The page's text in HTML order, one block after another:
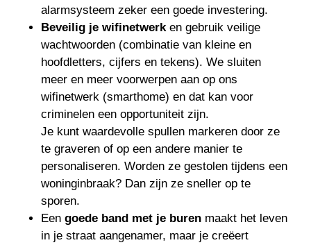
alarmsysteem zeker een goede investering.
Beveilig je wifinetwerk en gebruik veilige
wachtwoorden (combinatie van kleine en
hoofdletters, cijfers en tekens). We sluiten
meer en meer voorwerpen aan op ons
wifinetwerk (smarthome) en dat kan voor
criminelen een opportuniteit zijn.
Je kunt waardevolle spullen markeren door ze
te graveren of op een andere manier te
personaliseren. Worden ze gestolen tijdens een
woninginbraak? Dan zijn ze sneller op te
sporen.
Eengoede band met je buren maakt het leven
in je straat aangenamer, maar je creëert